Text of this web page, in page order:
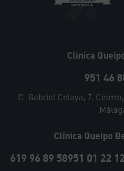
Clínica
951 46
C. Gabriel Celaya, 7,
Clínica Queipo
619 96 89 58951 01 22 12